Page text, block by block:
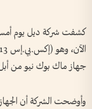
كشفت شركة ديل يوم
جهاز ماك بوك نيو من